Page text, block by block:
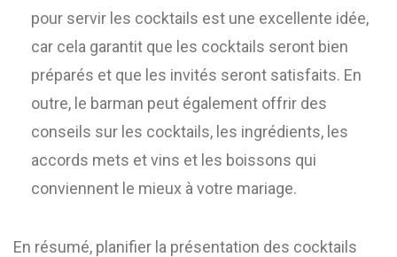
pour servir les cocktails est une excellente idée,
car cela garantit que les cocktails seront bien
préparés et que les invités seront satisfaits. En
outre, le barman peut également offrir des
conseils sur les cocktails, les ingrédients, les
accords mets et vins et les boissons qui
conviennent le mieux à votre mariage.
En résumé, planifier la présentation des cocktails